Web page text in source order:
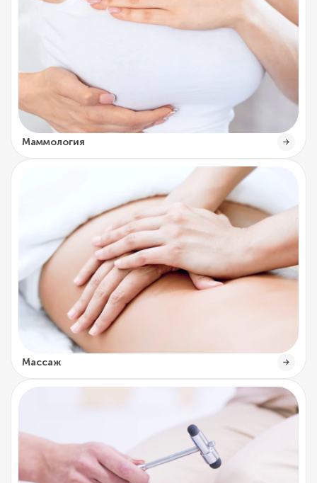
Маммология
Массаж